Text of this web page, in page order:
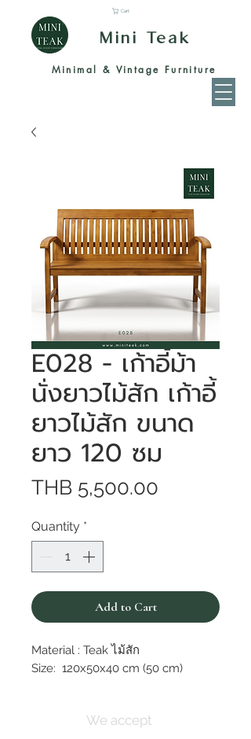
Mini Teak
Minimal & Vintage Furniture
Cart
E028 - เก้าอี้ม้า
นั่งยาวไม้สัก เก้าอี้
ยาวไม้สัก ขนาด
ยาว 120 ซม
THB 5,500.00
Quantity *
Add to Cart
Material : Teak ไม้สัก
Size: 120x50x40 cm (50 cm)
We accept